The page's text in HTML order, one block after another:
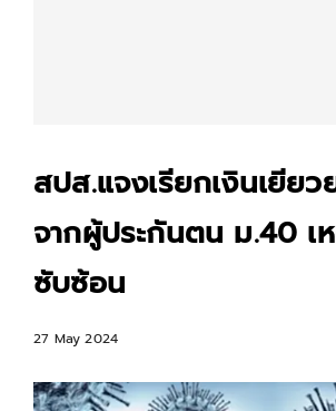
สปส.แจงเรียกเงินเยียว
จากผู้ประกันตน ม.40 เ
ซับซ้อน
27 May 2024